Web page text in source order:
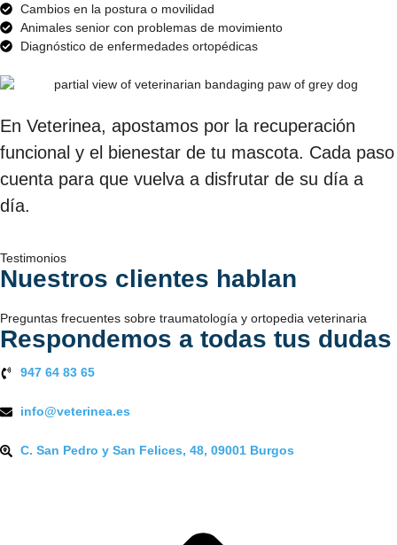
Cambios en la postura o movilidad
Animales senior con problemas de movimiento
Diagnóstico de enfermedades ortopédicas
En Veterinea, apostamos por la recuperación
funcional y el bienestar de tu mascota. Cada paso
cuenta para que vuelva a disfrutar de su día a
día.
Testimonios
Nuestros clientes hablan
Preguntas frecuentes sobre traumatología y ortopedia veterinaria
Respondemos a todas tus dudas
947 64 83 65
info@veterinea.es
C. San Pedro y San Felices, 48, 09001 Burgos